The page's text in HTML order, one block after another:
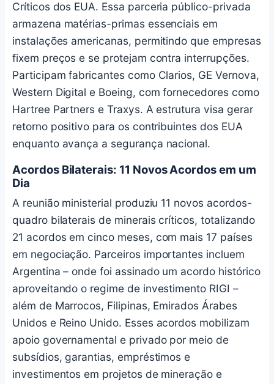
Críticos dos EUA. Essa parceria público-privada
armazena matérias-primas essenciais em
instalações americanas, permitindo que empresas
fixem preços e se protejam contra interrupções.
Participam fabricantes como Clarios, GE Vernova,
Western Digital e Boeing, com fornecedores como
Hartree Partners e Traxys. A estrutura visa gerar
retorno positivo para os contribuintes dos EUA
enquanto avança a segurança nacional.
Acordos Bilaterais: 11 Novos Acordos em um
Dia
A reunião ministerial produziu 11 novos acordos-
quadro bilaterais de minerais críticos, totalizando
21 acordos em cinco meses, com mais 17 países
em negociação. Parceiros importantes incluem
Argentina – onde foi assinado um acordo histórico
aproveitando o regime de investimento RIGI –
além de Marrocos, Filipinas, Emirados Árabes
Unidos e Reino Unido. Esses acordos mobilizam
apoio governamental e privado por meio de
subsídios, garantias, empréstimos e
investimentos em projetos de mineração e